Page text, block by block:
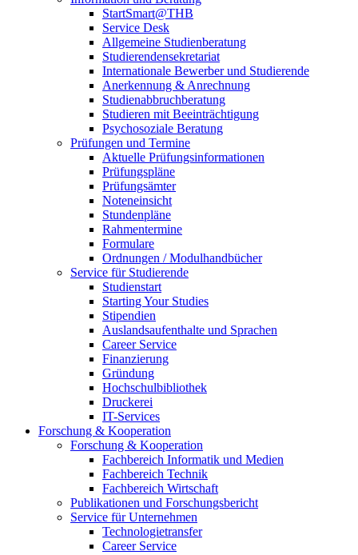
StartSmart@THB
Service Desk
Allgemeine Studienberatung
Studierendensekretariat
Internationale Bewerber und Studierende
Anerkennung & Anrechnung
Studienabbruchberatung
Studieren mit Beeinträchtigung
Psychosoziale Beratung
Prüfungen und Termine
Aktuelle Prüfungsinformationen
Prüfungspläne
Prüfungsämter
Noteneinsicht
Stundenpläne
Rahmentermine
Formulare
Ordnungen / Modulhandbücher
Service für Studierende
Studienstart
Starting Your Studies
Stipendien
Auslandsaufenthalte und Sprachen
Career Service
Finanzierung
Gründung
Hochschulbibliothek
Druckerei
IT-Services
Forschung & Kooperation
Forschung & Kooperation
Fachbereich Informatik und Medien
Fachbereich Technik
Fachbereich Wirtschaft
Publikationen und Forschungsbericht
Service für Unternehmen
Technologietransfer
Career Service